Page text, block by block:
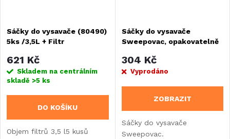
Sáčky do vysavače (80490)
5ks /3,5L + Filtr
621 Kč
Skladem na centrálním
skladě >5 ks
DO KOŠÍKU
Objem filtrů 3,5 l5 kusů
Sáčky do vysavače
Sweepovac, opakovatelně
304 Kč
Vyprodáno
ZOBRAZIT
Sáčky do vysavače
Sweepovac.